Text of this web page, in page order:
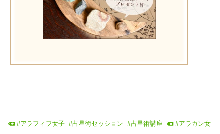
#アラフィフ女子 #占星術セッション #占星術講座 #アラカン女